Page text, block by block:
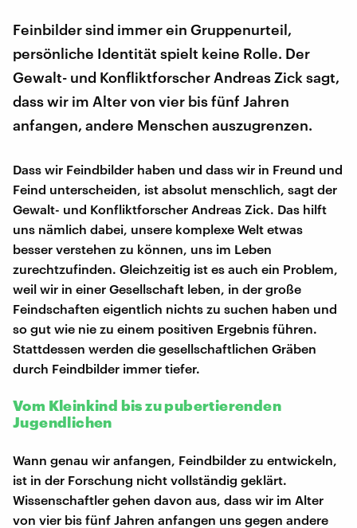
Feinbilder sind immer ein Gruppenurteil,
persönliche Identität spielt keine Rolle. Der
Gewalt- und Konfliktforscher Andreas Zick sagt,
dass wir im Alter von vier bis fünf Jahren
anfangen, andere Menschen auszugrenzen.
Dass wir Feindbilder haben und dass wir in Freund und
Feind unterscheiden, ist absolut menschlich, sagt der
Gewalt- und Konfliktforscher Andreas Zick. Das hilft
uns nämlich dabei, unsere komplexe Welt etwas
besser verstehen zu können, uns im Leben
zurechtzufinden. Gleichzeitig ist es auch ein Problem,
weil wir in einer Gesellschaft leben, in der große
Feindschaften eigentlich nichts zu suchen haben und
so gut wie nie zu einem positiven Ergebnis führen.
Stattdessen werden die gesellschaftlichen Gräben
durch Feindbilder immer tiefer.
Vom Kleinkind bis zu pubertierenden
Jugendlichen
Wann genau wir anfangen, Feindbilder zu entwickeln,
ist in der Forschung nicht vollständig geklärt.
Wissenschaftler gehen davon aus, dass wir im Alter
von vier bis fünf Jahren anfangen uns gegen andere